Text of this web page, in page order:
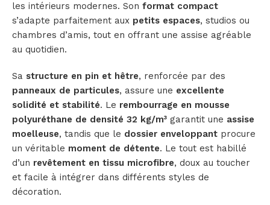
les intérieurs modernes. Son format compact
s’adapte parfaitement aux petits espaces, studios ou
chambres d’amis, tout en offrant une assise agréable
au quotidien.
Sa structure en pin et hêtre, renforcée par des
panneaux de particules, assure une excellente
solidité et stabilité. Le rembourrage en mousse
polyuréthane de densité 32 kg/m³ garantit une assise
moelleuse, tandis que le dossier enveloppant procure
un véritable moment de détente. Le tout est habillé
d’un revêtement en tissu microfibre, doux au toucher
et facile à intégrer dans différents styles de
décoration.